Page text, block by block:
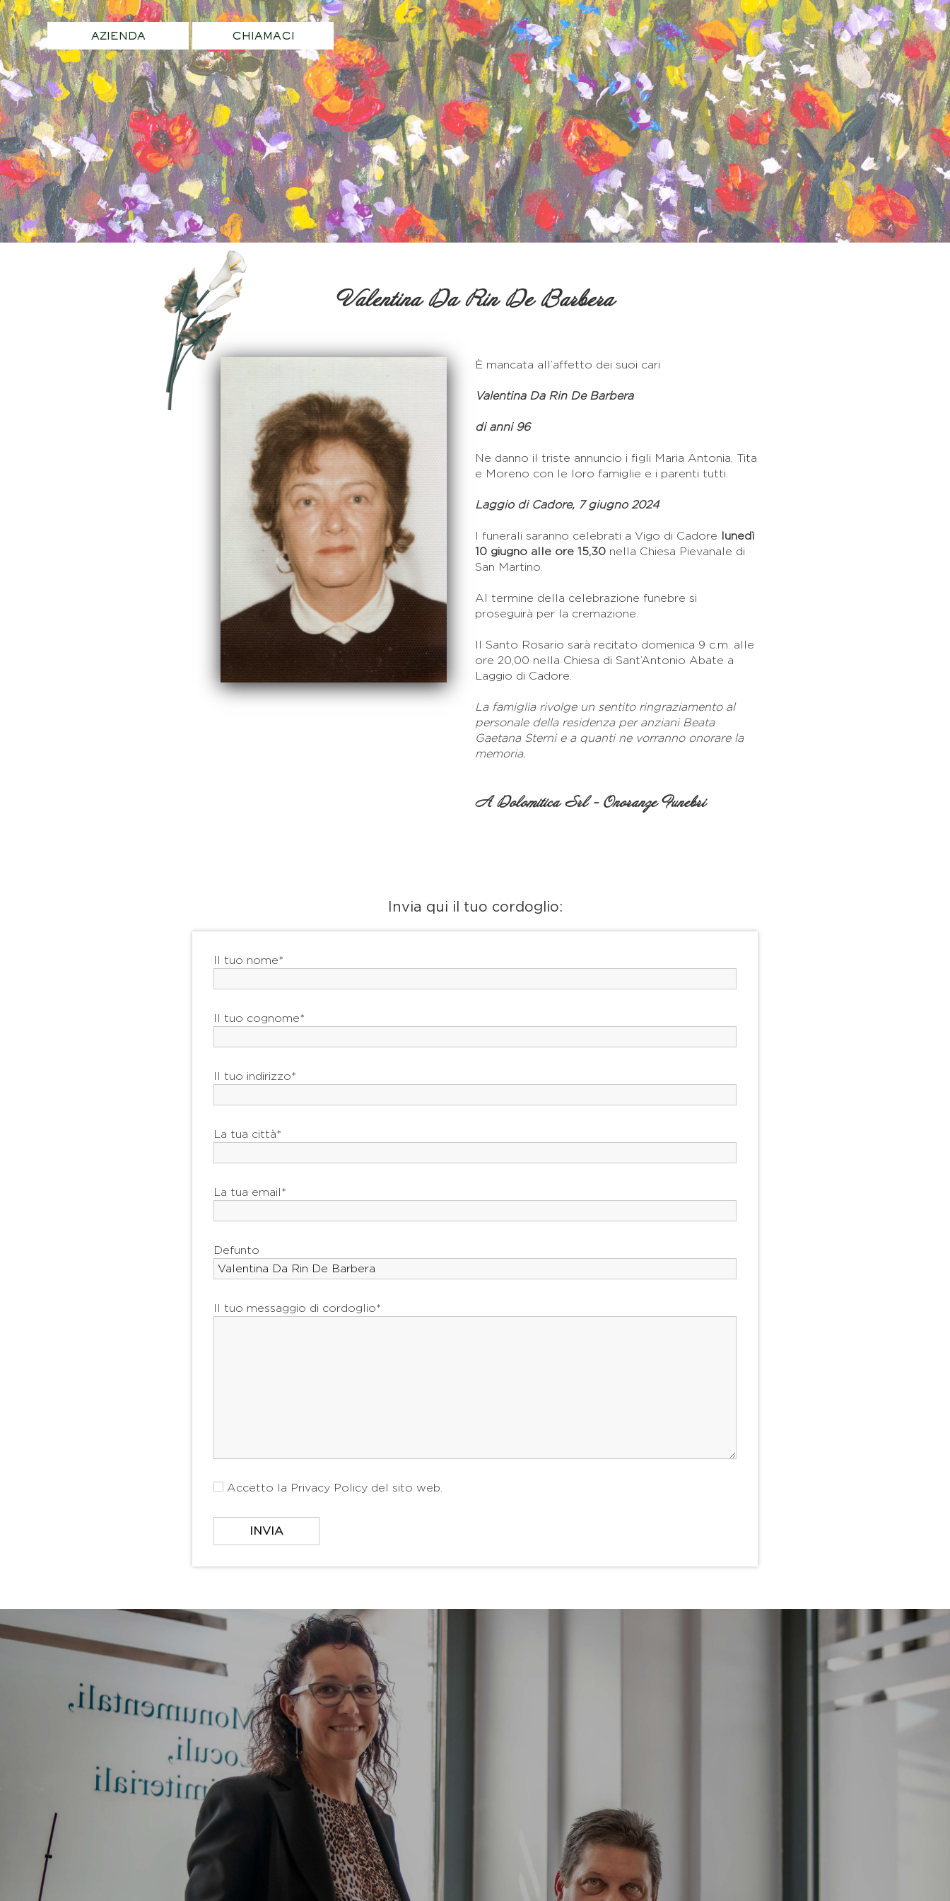
AZIENDA CHIAMACI
Valentina Da Rin De Barbera
È mancata all’affetto dei suoi cari
Valentina Da Rin De Barbera
di anni 96
Ne danno il triste annuncio i figli Maria Antonia, Tita
e Moreno con le loro famiglie e i parenti tutti.
Laggio di Cadore, 7 giugno 2024
I funerali saranno celebrati a Vigo di Cadore
lunedì
10 giugno alle ore 15,30 nella Chiesa Pievanale di
San Martino.
Al termine della celebrazione funebre si
proseguirà per la cremazione.
Il Santo Rosario sarà recitato domenica 9 c.m. alle
ore 20,00 nella Chiesa di Sant’Antonio Abate a
Laggio di Cadore.
La famiglia rivolge un sentito ringraziamento al
personale della residenza per anziani Beata
Gaetana Sterni e a quanti ne vorranno onorare la
memoria.
A Dolomitica Srl - Onoranze Funebri
Invia qui il tuo cordoglio:
Il tuo nome*
Il tuo cognome*
Il tuo indirizzo*
La tua città*
La tua email*
Defunto
Il tuo messaggio di cordoglio*
Accetto la Privacy Policy del sito web.